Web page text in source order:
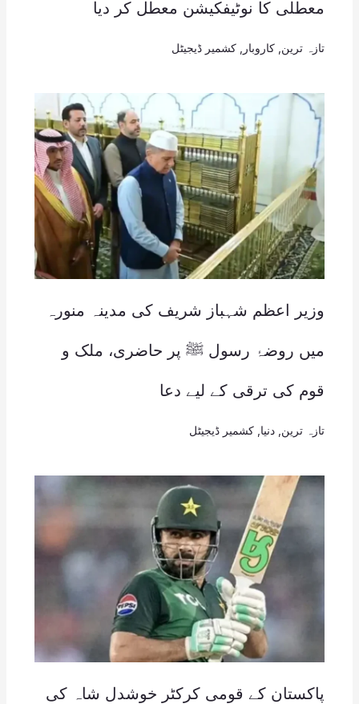
معطلی کا نوٹیفکیشن معطل کر دیا
تازہ ترین کاروبار کشمیر ڈیجیٹل
وزیر اعظم شہباز شریف کی مدینہ منورہ
میں روضۂ رسول ﷺ پر حاضری، ملک و
قوم کی ترقی کے لیے دعا
تازہ ترین دنیا کشمیر ڈیجیٹل
پاکستان کے قومی کرکٹر خوشدل شاہ کی